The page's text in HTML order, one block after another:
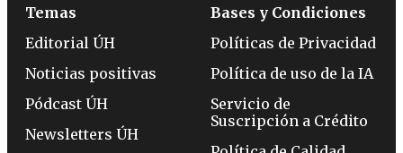
Temas
Editorial ÚH
Noticias positivas
Pódcast ÚH
Newsletters ÚH
Bases y Condiciones
Políticas de Privacidad
Política de uso de la IA
Servicio de
Suscripción a Crédito